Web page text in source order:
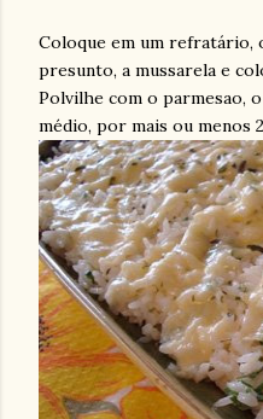
Coloque em um refratário,
presunto, a mussarela e
Polvilhe com o parmesao,
médio, por mais ou menos